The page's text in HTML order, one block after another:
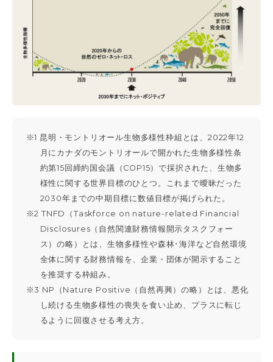
※1 昆明・モントリオール生物多様性枠組とは、2022年12
月にカナダのモントリオールで開かれた生物多様性条
約第15回締約国会議（COP15）で採択された、生物多
様性に関する世界目標のひとつ。これまで曖昧だった
2030年までの中期目標に数値目標が掲げられた。
※2 TNFD（Taskforce on nature-related Financial
Disclosures（自然関連財務情報開示タスクフォー
ス）の略）とは、生物多様性や森林･海洋など自然環境
全体に関する財務情報を、企業・団体が開示すること
を推奨する枠組み。
※3 NP（Nature Positive（自然再興）の略）とは、悪化
し続ける生物多様性の喪失を食い止め、プラスに転じ
るように回復させる考え方。